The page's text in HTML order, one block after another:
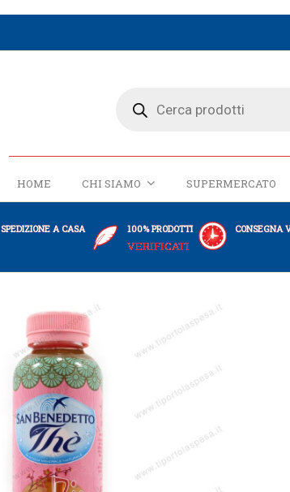
HOME CHI SIAMO SUPERMERCATO
SPEDIZIONE A CASA 100% PRODOTTI
VERIFICATI
CONSEGNA